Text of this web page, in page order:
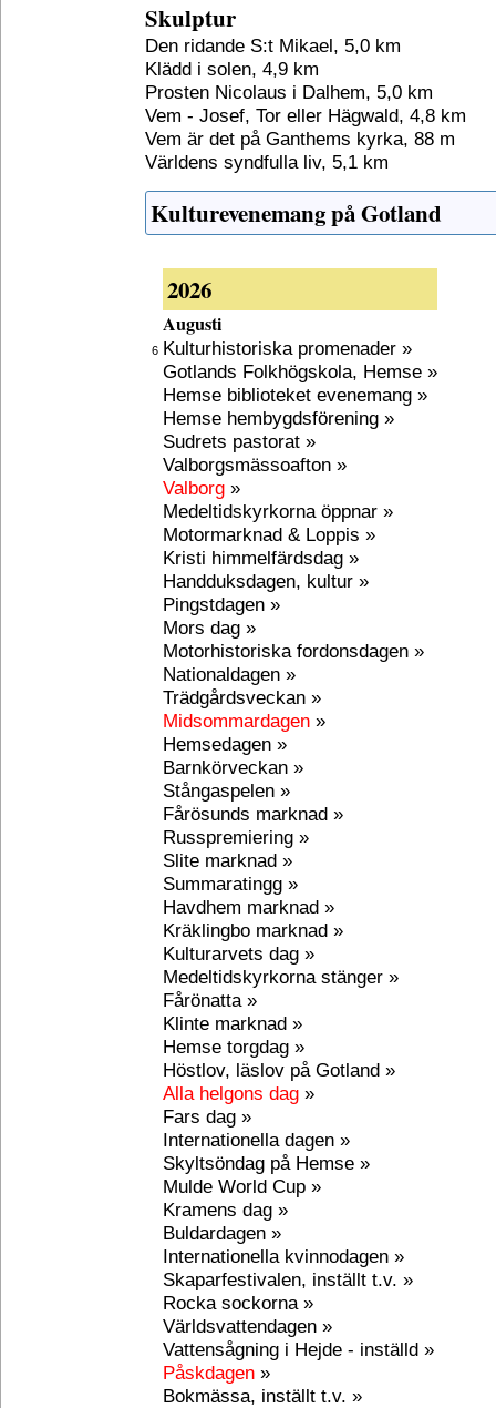
Skulptur
Den ridande S:t Mikael, 5,0 km
Klädd i solen, 4,9 km
Prosten Nicolaus i Dalhem, 5,0 km
Vem - Josef, Tor eller Hägwald, 4,8 km
Vem är det på Ganthems kyrka, 88 m
Världens syndfulla liv, 5,1 km
Kulturevenemang på Gotland
2026
Augusti
6 Kulturhistoriska promenader »
Gotlands Folkhögskola, Hemse »
Hemse biblioteket evenemang »
Hemse hembygdsförening »
Sudrets pastorat »
Valborgsmässoafton »
Valborg »
Medeltidskyrkorna öppnar »
Motormarknad & Loppis »
Kristi himmelfärdsdag »
Handduksdagen, kultur »
Pingstdagen »
Mors dag »
Motorhistoriska fordonsdagen »
Nationaldagen »
Trädgårdsveckan »
Midsommardagen »
Hemsedagen »
Barnkörveckan »
Stångaspelen »
Fårösunds marknad »
Russpremiering »
Slite marknad »
Summaratingg »
Havdhem marknad »
Kräklingbo marknad »
Kulturarvets dag »
Medeltidskyrkorna stänger »
Fårönatta »
Klinte marknad »
Hemse torgdag »
Höstlov, läslov på Gotland »
Alla helgons dag »
Fars dag »
Internationella dagen »
Skyltsöndag på Hemse »
Mulde World Cup »
Kramens dag »
Buldardagen »
Internationella kvinnodagen »
Skaparfestivalen, inställt t.v. »
Rocka sockorna »
Världsvattendagen »
Vattensågning i Hejde - inställd »
Påskdagen »
Bokmässa, inställt t.v. »